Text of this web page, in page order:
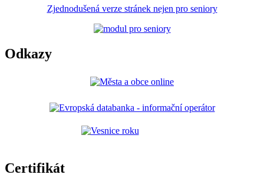
Zjednodušená verze stránek nejen pro seniory
Odkazy
Certifikát